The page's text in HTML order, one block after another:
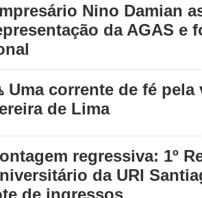
Nino Damian
da AGAS e
Uma corrente de fé pela
de Lima
regressiva: 1º
da URI